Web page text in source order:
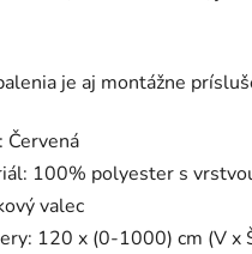
je aj montážne
Červená
100% polyester s
valec
120 x (0-1000) cm (V x